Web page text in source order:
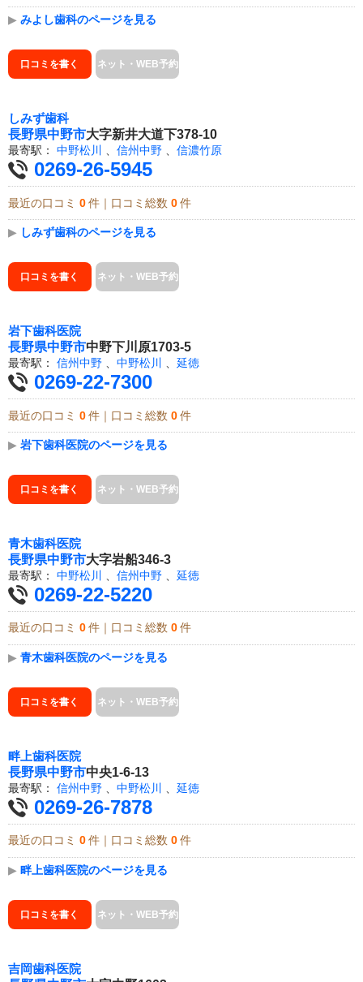
▶ みよし歯科のページを見る
口コミを書く ネット・WEB予約
しみず歯科
長野県中野市大字新井大道下378-10
最寄駅： 中野松川 、 信州中野 、 信濃竹原
0269-26-5945
最近の口コミ 0 件｜口コミ総数 0 件
▶ しみず歯科のページを見る
口コミを書く ネット・WEB予約
岩下歯科医院
長野県中野市中野下川原1703-5
最寄駅： 信州中野 中野松川 延徳
0269-22-7300
最近の口コミ 0 件｜口コミ総数 0 件
▶ 岩下歯科医院のページを見る
口コミを書く ネット・WEB予約
青木歯科医院
長野県中野市大字岩船346-3
最寄駅： 中野松川 信州中野 延徳
0269-22-5220
最近の口コミ 0 件｜口コミ総数 0 件
▶ 青木歯科医院のページを見る
口コミを書く ネット・WEB予約
畔上歯科医院
長野県中野市中央1-6-13
最寄駅： 信州中野 中野松川 延徳
0269-26-7878
最近の口コミ 0 件｜口コミ総数 0 件
▶ 畔上歯科医院のページを見る
口コミを書く ネット・WEB予約
吉岡歯科医院